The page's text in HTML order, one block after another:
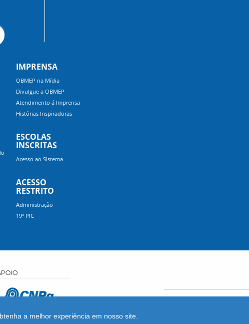
a melhor experiência em nosso site.
IMPRENSA
OBMEP na Mídia
Divulgue a OBMEP
Atendimento á Imprensa
Histórias Inspiradoras
ESCOLAS
INSCRITAS
Acesso ao Sistema
ACESSO
RESTRITO
Administração
19º PIC